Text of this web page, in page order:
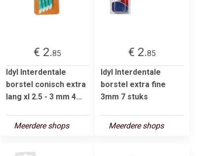
€ 2.85
Idyl Interdentale
borstel conisch extra
lang xl 2.5 - 3 mm 4...
Meerdere shops
€ 2.85
Idyl Interdentale
borstel extra fine
3mm 7 stuks
Meerdere shops